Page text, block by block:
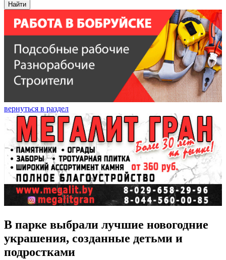
Найти
вернуться в раздел
В парке выбрали лучшие новогодние
украшения, созданные детьми и
подростками